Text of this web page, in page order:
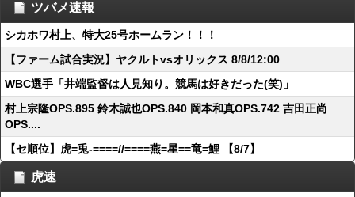
ツバメ速報
シカホワ村上、特大25号ホームラン！！！
【ファーム試合実況】ヤクルトvsオリックス 8/8/12:00
WBC選手「井端監督は人見知り。競馬は好きだった(笑)」
村上宗隆OPS.895 鈴木誠也OPS.840 岡本和真OPS.742 吉田正尚
OPS....
【セ順位】虎=兎-====//====燕=星==竜=鯉 【8/7】
虎速